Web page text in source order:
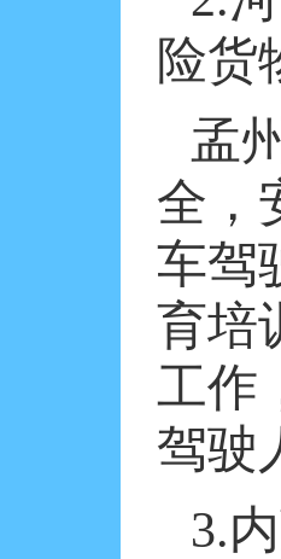
险货
孟
全，
车驾
育培
工作
驾驶
3.